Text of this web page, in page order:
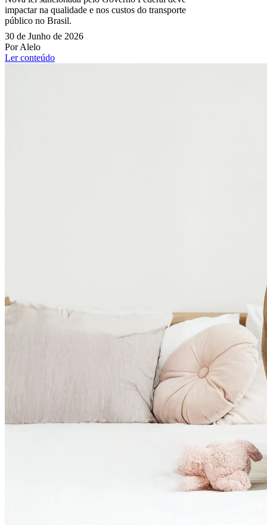
impactar na qualidade e nos custos do transporte
público no Brasil.
30 de Junho de 2026
Por Alelo
Ler conteúdo